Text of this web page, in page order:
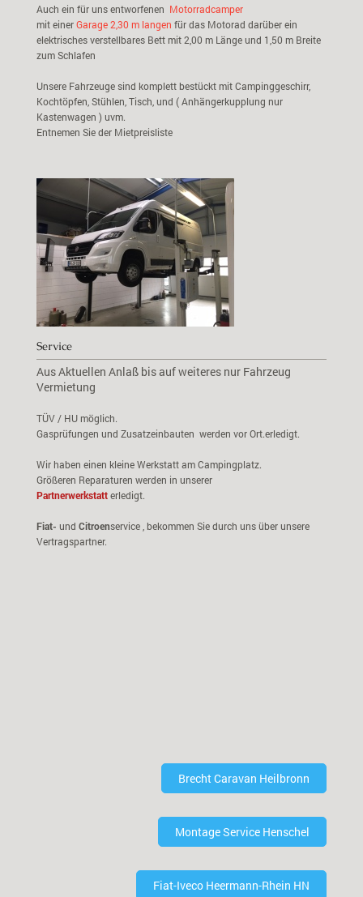
Auch ein für uns entworfenen Motorradcamper
mit einerGarage 2,30 m langen für das Motorad darüber ein
elektrisches verstellbares Bett mit 2,00 m Länge und 1,50 m Breite
zum Schlafen
Unsere Fahrzeuge sind komplett bestückt mit Campinggeschirr,
Kochtöpfen, Stühlen, Tisch, und ( Anhängerkupplung nur
Kastenwagen ) uvm.
Entnemen Sie der Mietpreisliste
Service
Aus Aktuellen Anlaß bis auf weiteres nur Fahrzeug
Vermietung
TÜV / HU möglich.
Gasprüfungen und Zusatzeinbauten werden vor Ort.erledigt.
Wir haben einen kleine Werkstatt am Campingplatz.
Größeren Reparaturen werden in unserer
Partnerwerkstatterledigt.
Fiat- und Citroenservice , bekommen Sie durch uns über unsere
Vertragspartner.
Brecht Caravan Heilbronn
Montage Service Henschel
Fiat-Iveco Heermann-Rhein HN